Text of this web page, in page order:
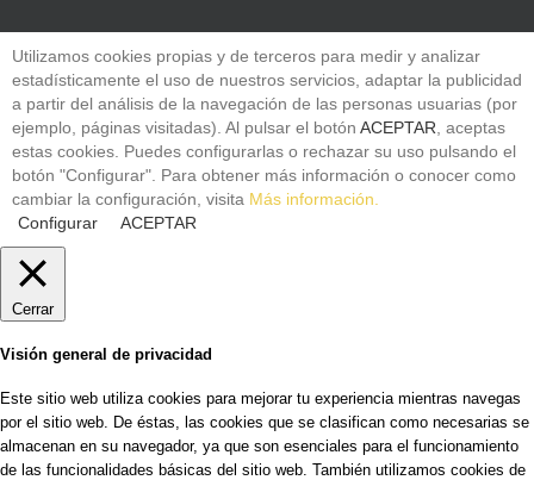
Utilizamos cookies propias y de terceros para medir y analizar
estadísticamente el uso de nuestros servicios, adaptar la publicidad
a partir del análisis de la navegación de las personas usuarias (por
ejemplo, páginas visitadas). Al pulsar el botón ACEPTAR, aceptas
estas cookies. Puedes configurarlas o rechazar su uso pulsando el
botón "Configurar". Para obtener más información o conocer como
cambiar la configuración, visita Más información.
Configurar
ACEPTAR
Cerrar
Visión general de privacidad
Este sitio web utiliza cookies para mejorar tu experiencia mientras navegas
por el sitio web. De éstas, las cookies que se clasifican como necesarias se
almacenan en su navegador, ya que son esenciales para el funcionamiento
de las funcionalidades básicas del sitio web. También utilizamos cookies de